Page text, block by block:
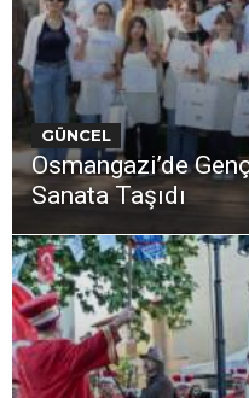
GÜNCEL
Osmangazi’de
Sanata Taşıdı